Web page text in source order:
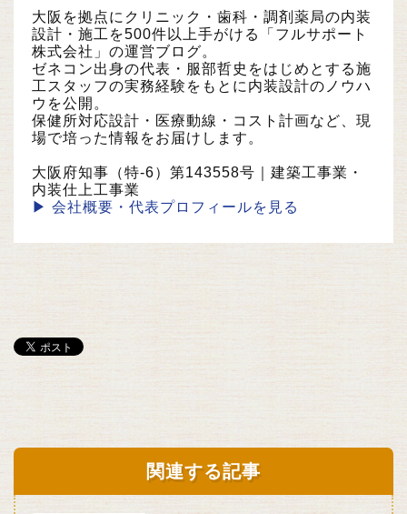
大阪を拠点にクリニック・歯科・調剤薬局の内装
設計・施工を500件以上手がける「フルサポート
株式会社」の運営ブログ。
ゼネコン出身の代表・服部哲史をはじめとする施
工スタッフの実務経験をもとに内装設計のノウハ
ウを公開。
保健所対応設計・医療動線・コスト計画など、現
場で培った情報をお届けします。
大阪府知事（特-6）第143558号｜建築工事業・
内装仕上工事業
▶ 会社概要・代表プロフィールを見る
関連する記事